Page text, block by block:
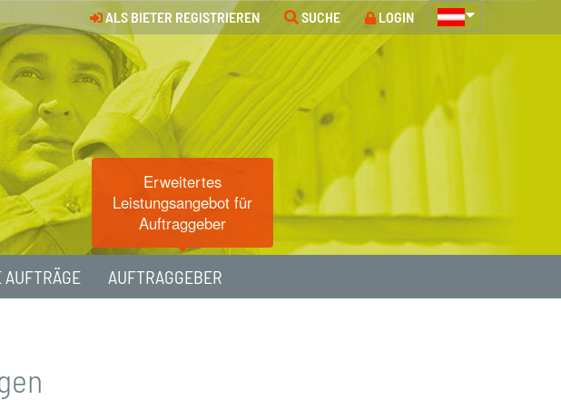
ALS BIETER REGISTRIEREN SUCHE LOGIN
AUFTRÄGE AUFTRAGGEBER
Erweitertes
Leistungsangebot für
Auftraggeber